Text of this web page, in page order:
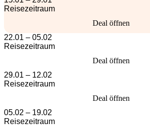
Reisezeitraum
Deal öffnen
22.01 – 05.02
Reisezeitraum
Deal öffnen
29.01 – 12.02
Reisezeitraum
Deal öffnen
05.02 – 19.02
Reisezeitraum